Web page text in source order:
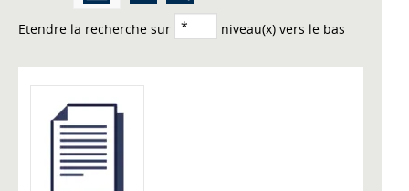
Etendre la recherche sur niveau(x) vers le bas